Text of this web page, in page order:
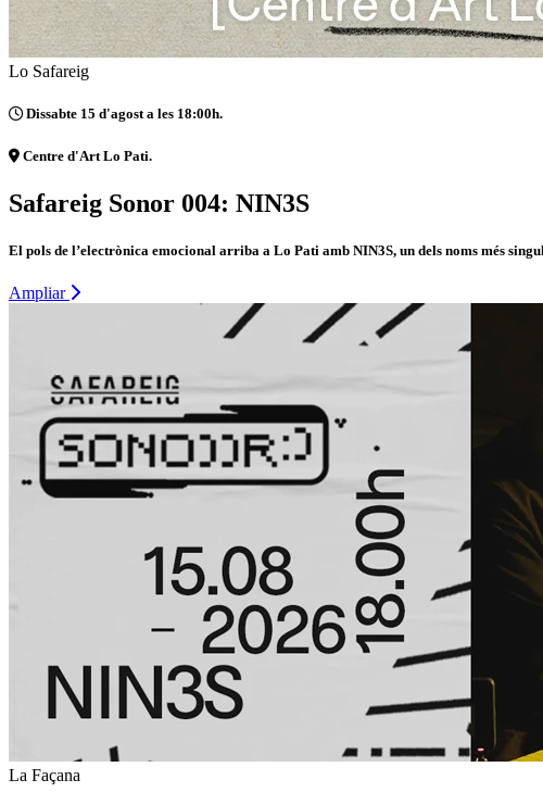
Lo Safareig
Dissabte 15 d'agost a les 18:00h.
Centre d'Art Lo Pati.
Safareig Sonor 004: NIN3S
El pols de l’electrònica emocional arriba a Lo Pati amb NIN3S, un dels noms més
Ampliar
La Façana